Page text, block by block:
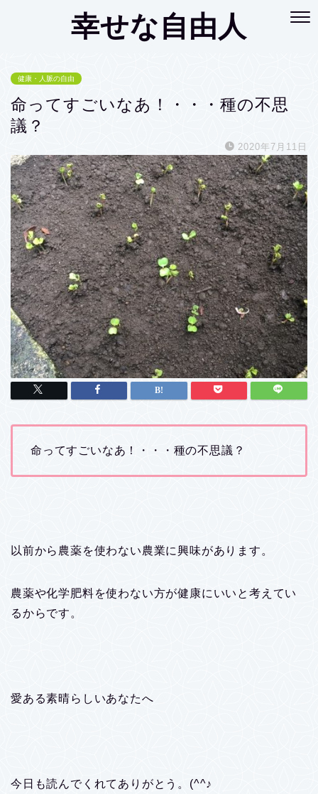
幸せな自由人
健康・人脈の自由
命ってすごいなあ！・・・種の不思
議？
2020年7月11日
命ってすごいなあ！・・・種の不思議？
以前から農薬を使わない農業に興味があります。
農薬や化学肥料を使わない方が健康にいいと考えてい
るからです。
愛ある素晴らしいあなたへ
今日も読んでくれてありがとう。(^^♪